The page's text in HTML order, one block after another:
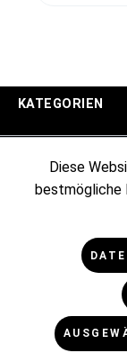
KATEGORIEN
RECHTLICHES
Diese
bestmögliche